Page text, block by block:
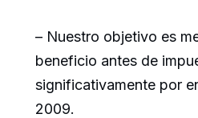
– Nuestro objetivo es
beneficio antes de
significativamente por
2009.